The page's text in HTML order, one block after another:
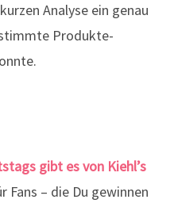
Analyse ein genau
Produkte-
gibt es von Kiehl’s
– die Du gewinnen